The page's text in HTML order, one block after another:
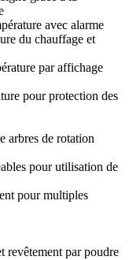
avec alarme
du chauffage et
par affichage
pour protection des
arbres de rotation
pour utilisation de
pour multiples
revêtement par poudre